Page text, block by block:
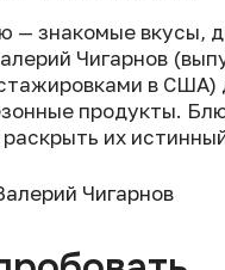
— знакомые вкусы,
Чигарнов
в США)
продукты.
их
Чигарнов